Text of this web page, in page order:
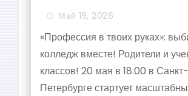
Май 15, 2026
«Профессия в твоих руках»:
колледж вместе! Родители и
классов! 20 мая в 18:00 в Санкт-
Петербурге стартует